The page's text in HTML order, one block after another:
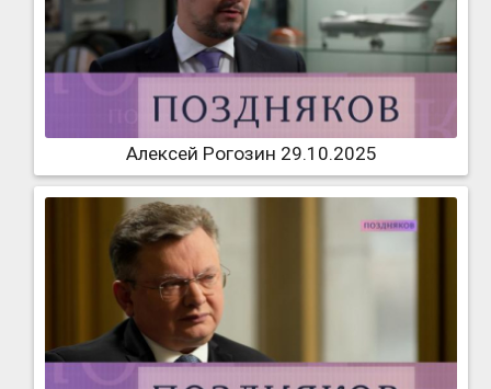
Алексей Рогозин 29.10.2025